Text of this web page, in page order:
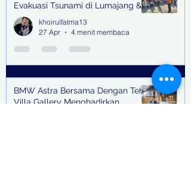
Evakuasi Tsunami di Lumajang &
Trenggalek
khoirulfatma13
27 Apr
4 menit membaca
BMW Astra Bersama Dengan Teh
Villa Gallery Menghadirkan